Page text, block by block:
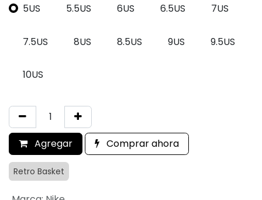
5US 5.5US 6US 6.5US 7US
7.5US 8US 8.5US 9US 9.5US
10US
Agregar Comprar ahora
Retro Basket